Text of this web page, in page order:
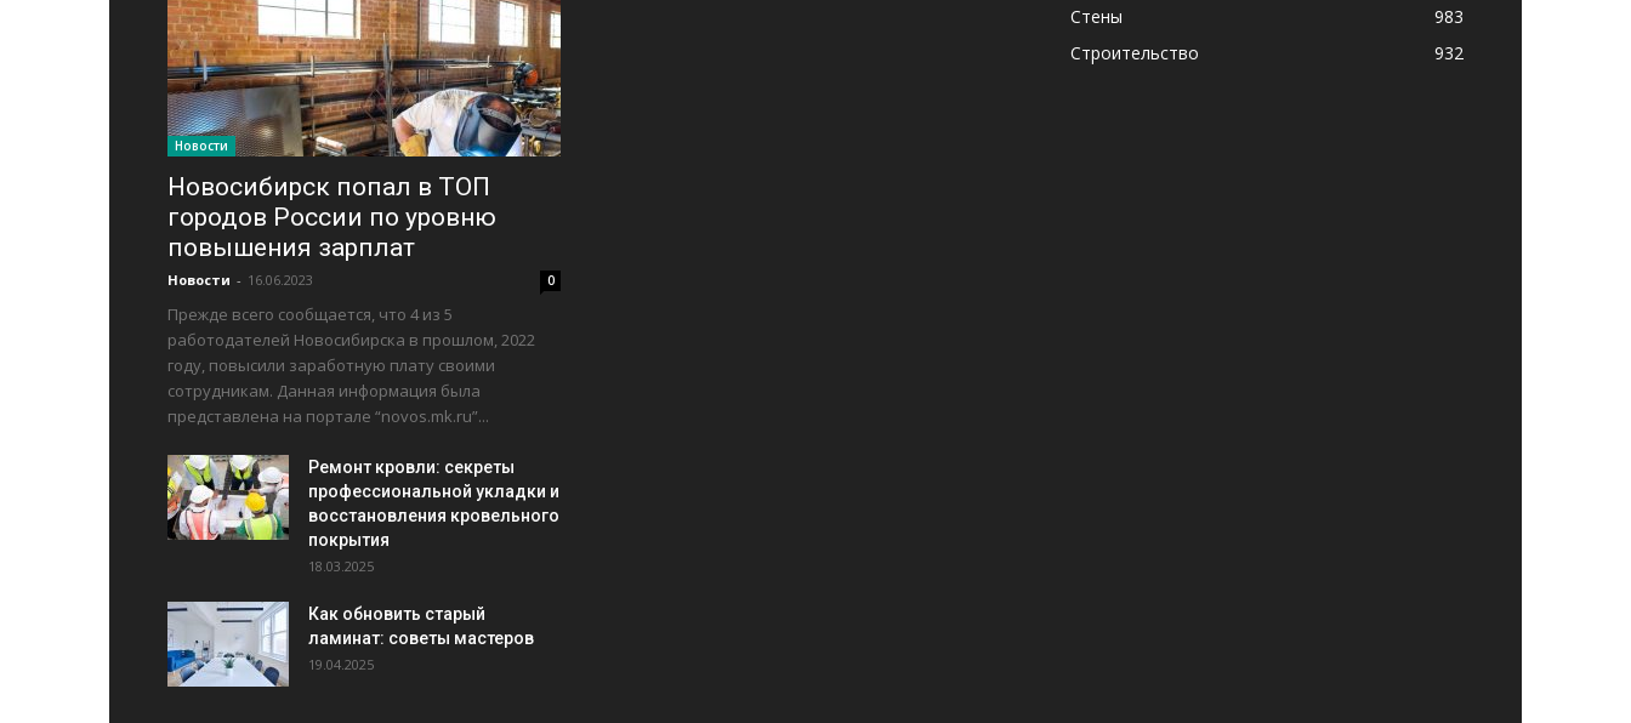
Новости
Новосибирск попал в ТОП
городов России по уровню
повышения зарплат
Новости - 16.06.2023 0
Прежде всего сообщается, что 4 из 5
работодателей Новосибирска в прошлом, 2022
году, повысили заработную плату своими
сотрудникам. Данная информация была
представлена на портале “novos.mk.ru”...
Ремонт кровли: секреты
профессиональной укладки и
восстановления кровельного
покрытия
18.03.2025
Как обновить старый
ламинат: советы мастеров
19.04.2025
Стены
983
Строительство
932